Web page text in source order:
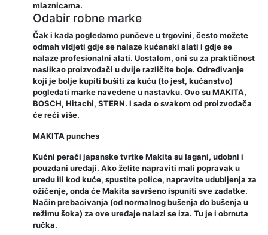
mlaznicama.
Odabir robne marke
Čak i kada pogledamo punčeve u trgovini, često možete
odmah vidjeti gdje se nalaze kućanski alati i gdje se
nalaze profesionalni alati. Uostalom, oni su za praktičnost
naslikao proizvođači u dvije različite boje. Određivanje
koji je bolje kupiti bušiti za kuću (to jest, kućanstvo)
pogledati marke navedene u nastavku. Ovo su MAKITA,
BOSCH, Hitachi, STERN. I sada o svakom od proizvođača
će reći više.
MAKITA punches
Kućni perači japanske tvrtke Makita su lagani, udobni i
pouzdani uređaji. Ako želite napraviti mali popravak u
uredu ili kod kuće, spustite police, napravite udubljenja za
ožičenje, onda će Makita savršeno ispuniti sve zadatke.
Način prebacivanja (od normalnog bušenja do bušenja u
režimu šoka) za ove uređaje nalazi se iza. Tu je i obrnuta
ručka.